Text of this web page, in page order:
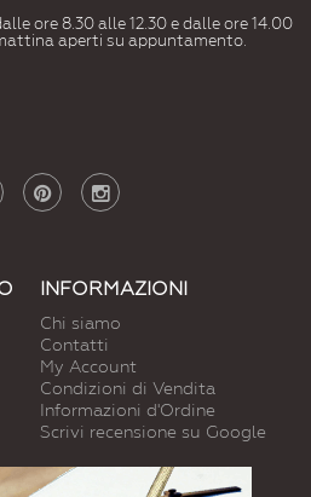
ore 8.30 alle 12.30 e dalle ore 14.00
aperti su appuntamento.
INFORMAZIONI
Chi siamo
Contatti
My Account
Condizioni di Vendita
Informazioni d'Ordine
Scrivi recensione su Google